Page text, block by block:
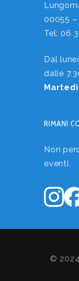
00055
Tel: 06
Dal
dalle
RIMANI
Non
eventi.
©